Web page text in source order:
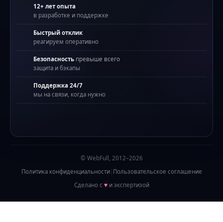
12+ лет опыта
в разработке и поддержке
Быстрый отклик
реагируем оперативно
Безопасность превыше всего
защита и бэкапы
Поддержка 24/7
мы на связи, когда нужно
© WebFull, 2012–2026
Политика конфиденциальности| Пользовательское соглашение
Сделано с ♥и экспертизой